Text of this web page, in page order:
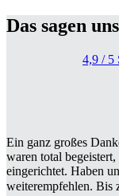
Das sagen
4,9 / 5
Ein ganz großes
waren total
eingerichtet. Haben
weiterempfehlen. Bis